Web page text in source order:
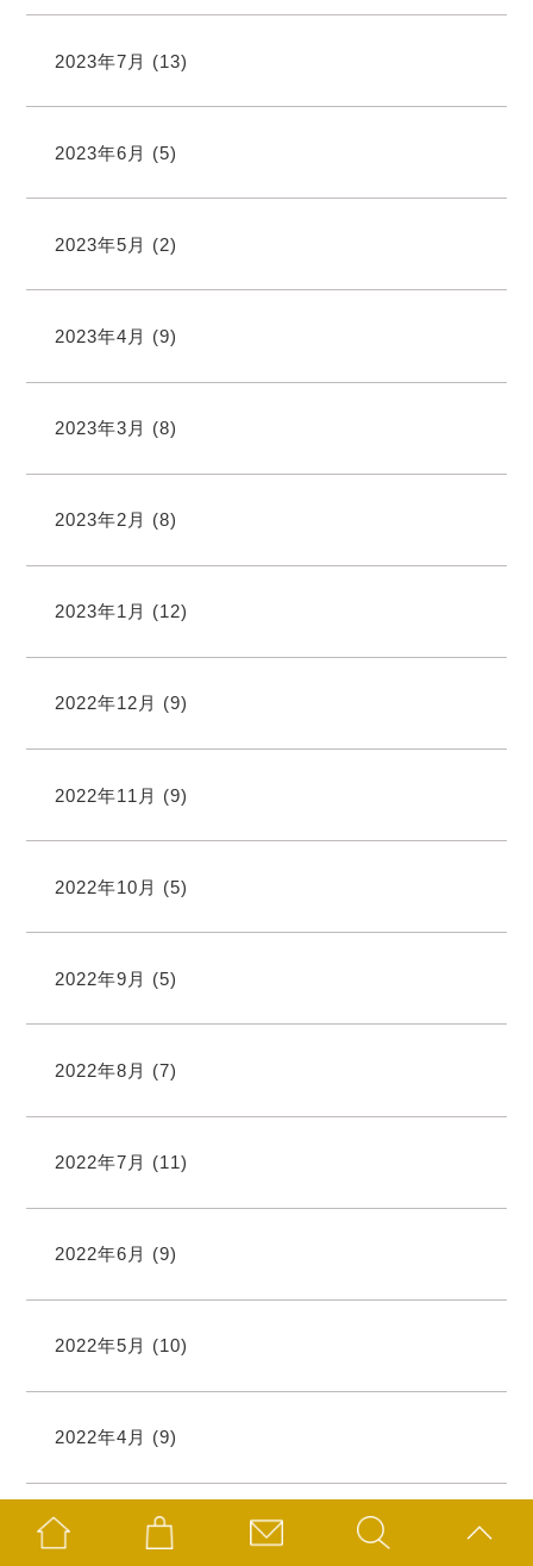
2023年7月 (13)
2023年6月 (5)
2023年5月 (2)
2023年4月 (9)
2023年3月 (8)
2023年2月 (8)
2023年1月 (12)
2022年12月 (9)
2022年11月 (9)
2022年10月 (5)
2022年9月 (5)
2022年8月 (7)
2022年7月 (11)
2022年6月 (9)
2022年5月 (10)
2022年4月 (9)
2022年3月(7)